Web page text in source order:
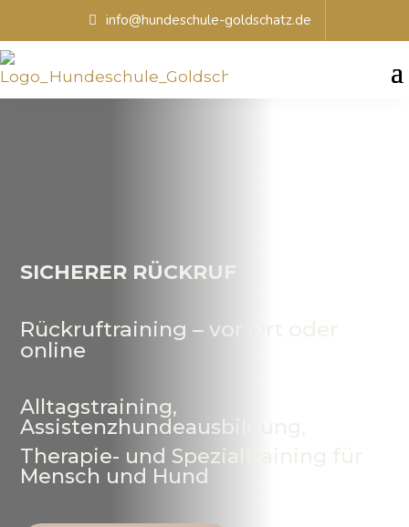
info@hundeschule-goldschatz.de
SICHERER RÜCKRUF
Rückruftraining – vor Ort oder
online
Alltagstraining,
Assistenzhundeausbildung,
Therapie- und Spezialtraining für
Mensch und Hund